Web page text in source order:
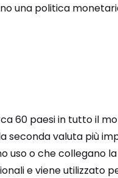
una politica
60 paesi in tutto il
seconda valuta più
uso o che collegano
e viene utilizzato